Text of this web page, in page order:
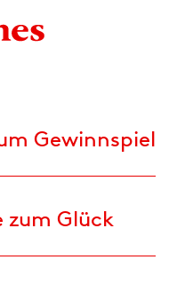
Gewinnspiel
zum Glück